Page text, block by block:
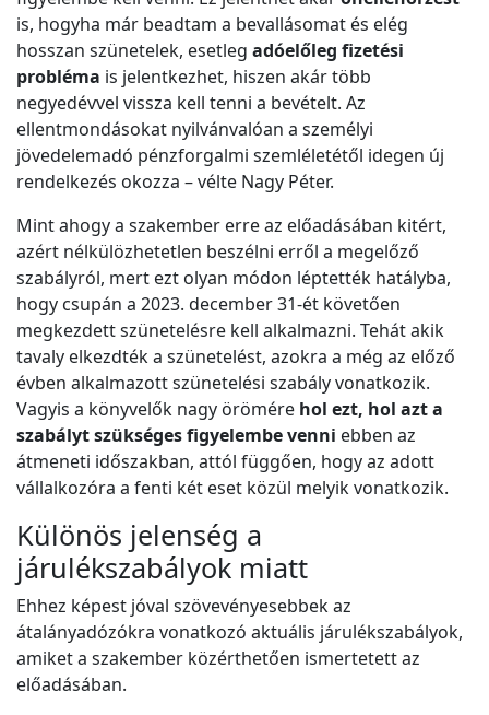
is, hogyha már beadtam a bevallásomat és elég
hosszan szünetelek, esetleg adóelőleg fizetési
probléma is jelentkezhet, hiszen akár több
negyedévvel vissza kell tenni a bevételt. Az
ellentmondásokat nyilvánvalóan a személyi
jövedelemadó pénzforgalmi szemléletétől idegen új
rendelkezés okozza – vélte Nagy Péter.
Mint ahogy a szakember erre az előadásában kitért,
azért nélkülözhetetlen beszélni erről a megelőző
szabályról, mert ezt olyan módon léptették hatályba,
hogy csupán a 2023. december 31-ét követően
megkezdett szünetelésre kell alkalmazni. Tehát akik
tavaly elkezdték a szünetelést, azokra a még az előző
évben alkalmazott szünetelési szabály vonatkozik.
Vagyis a könyvelők nagy örömére hol ezt, hol azt a
szabályt szükséges figyelembe venni ebben az
átmeneti időszakban, attól függően, hogy az adott
vállalkozóra a fenti két eset közül melyik vonatkozik.
Különös jelenség a
járulékszabályok miatt
Ehhez képest jóval szövevényesebbek az
átalányadózókra vonatkozó aktuális járulékszabályok,
amiket a szakember közérthetően ismertetett az
előadásában.